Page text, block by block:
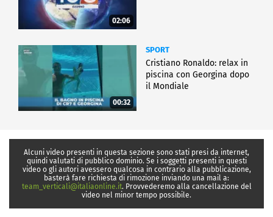
02:06
00:32
SPORT
Cristiano Ronaldo: relax in
piscina con Georgina dopo
il Mondiale
Alcuni video presenti in questa sezione sono stati presi da internet,
quindi valutati di pubblico dominio. Se i soggetti presenti in questi
video o gli autori avessero qualcosa in contrario alla pubblicazione,
basterà fare richiesta di rimozione inviando una mail a:
team_verticali@italiaonline.it. Provvederemo alla cancellazione del
video nel minor tempo possibile.